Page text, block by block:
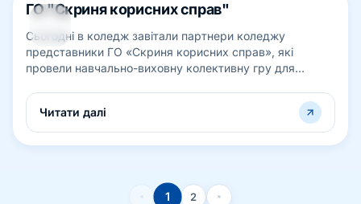
08
ГО "Скриня корисних справ"
Сьогодні в коледж завітали партнери коледжу
представники ГО «Скриня корисних справ», які
провели навчально-виховну колективну гру для
Читати далі
1 2